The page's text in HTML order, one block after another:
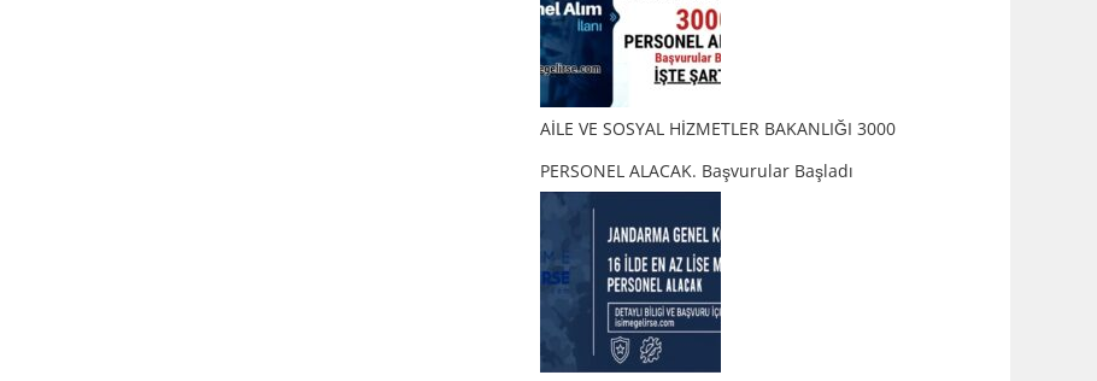
AİLE VE SOSYAL HİZMETLER BAKANLIĞI 3000
PERSONEL ALACAK. Başvurular Başladı